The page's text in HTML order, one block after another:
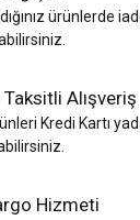
ürünlerde
Taksitli Alışveriş
Kredi Kartı
Hizmeti